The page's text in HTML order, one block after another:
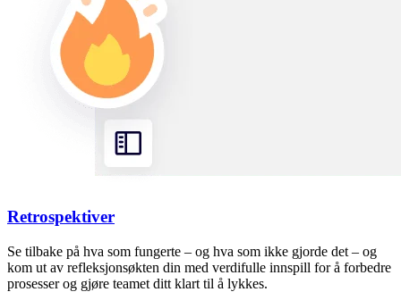
Retrospektiver
Se tilbake på hva som fungerte – og hva som ikke gjorde det – og
kom ut av refleksjonsøkten din med verdifulle innspill for å forbedre
prosesser og gjøre teamet ditt klart til å lykkes.